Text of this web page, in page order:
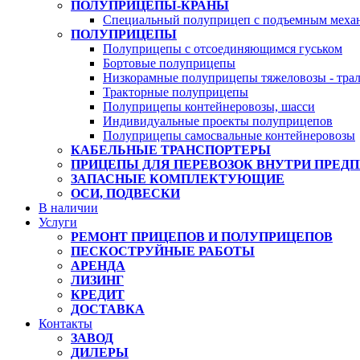
ПОЛУПРИЦЕПЫ-КРАНЫ
Специальный полуприцеп с подъемным
ПОЛУПРИЦЕПЫ
Полуприцепы с отсоединяющимся гуськом
Бортовые полуприцепы
Низкорамные полуприцепы тяжеловозы -
Тракторные полуприцепы
Полуприцепы контейнеровозы, шасси
Индивидуальные проекты полуприцепов
Полуприцепы самосвальные контейнеровозы
КАБЕЛЬНЫЕ ТРАНСПОРТЕРЫ
ПРИЦЕПЫ ДЛЯ ПЕРЕВОЗОК ВНУТРИ
ЗАПАСНЫЕ КОМПЛЕКТУЮЩИЕ
ОСИ, ПОДВЕСКИ
В наличии
Услуги
РЕМОНТ ПРИЦЕПОВ И ПОЛУПРИЦЕПОВ
ПЕСКОСТРУЙНЫЕ РАБОТЫ
АРЕНДА
ЛИЗИНГ
КРЕДИТ
ДОСТАВКА
Контакты
ЗАВОД
ДИЛЕРЫ